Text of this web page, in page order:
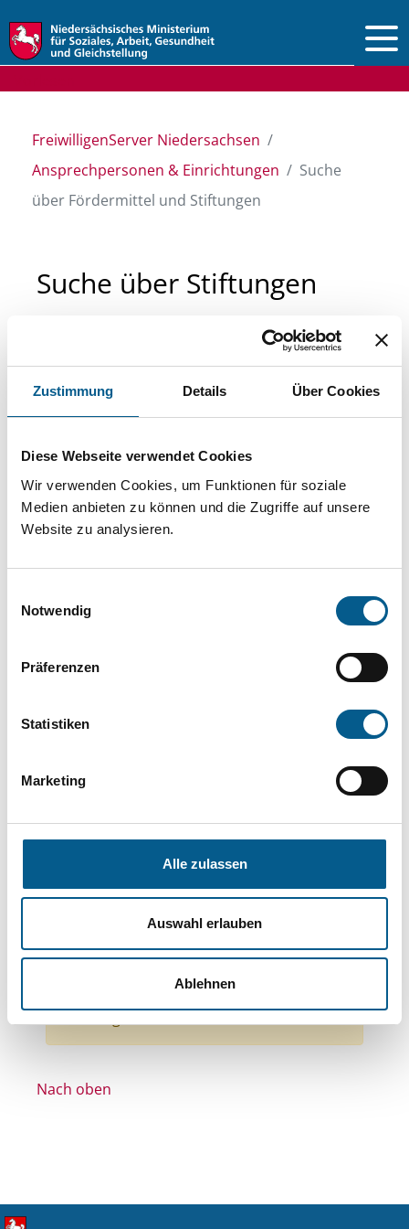
Zustimmung Details Über Cookies
Diese Webseite verwendet Cookies
Wir verwenden Cookies, um Funktionen für soziale
Medien anbieten zu können und die Zugriffe auf unsere
Website zu analysieren.
Notwendig
Präferenzen
Statistiken
Marketing
Alle zulassen
Auswahl erlauben
Ablehnen
FreiwilligenServer Niedersachsen
Ansprechpersonen & Einrichtungen
Suche
über Fördermittel und Stiftungen
Suche über Stiftungen
Sie suchen finanzielle Unterstützung für ein
Projekt oder ein Vorhaben? Hier können Sie
direkt über unsere Fördermitteldatenbank und
Stiftungsdatenbank recherchieren. Bei der
Suche bitte die Groß- und Kleinschreibung
beachten.
können durch die Wahl von Bereichen oder
Themen: Politische Bildung & Demokratie
Themen: Ländliche Entwicklung
Themen: Wissenschaft und Forschung
Themen: Gesundheitswesen
Themen: Sport
Themen: Denkmalschutz und Denkmalpflege
Nach oben